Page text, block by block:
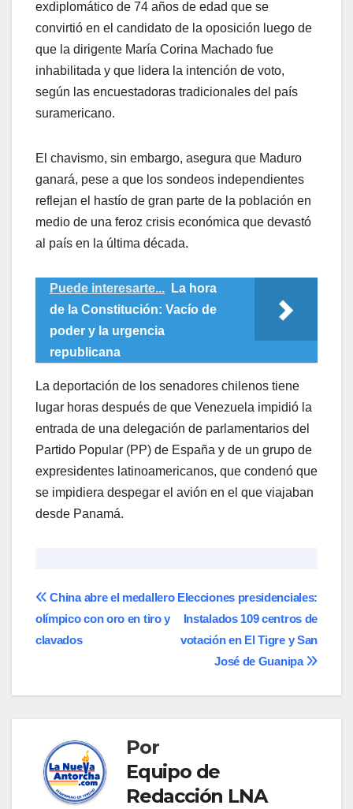
exdiplomático de 74 años de edad que se
convirtió en el candidato de la oposición luego de
que la dirigente María Corina Machado fue
inhabilitada y que lidera la intención de voto,
según las encuestadoras tradicionales del país
suramericano.
El chavismo, sin embargo, asegura que Maduro
ganará, pese a que los sondeos independientes
reflejan el hastío de gran parte de la población en
medio de una feroz crisis económica que devastó
al país en la última década.
Puede interesarte...
La hora
de la Constitución: Vacío de
poder y la urgencia
republicana
La deportación de los senadores chilenos tiene
lugar horas después de que Venezuela impidió la
entrada de una delegación de parlamentarios del
Partido Popular (PP) de España y de un grupo de
expresidentes latinoamericanos, que condenó que
se impidiera despegar el avión en el que viajaban
desde Panamá.
Navegación
de
Elecciones presidenciales:
Instalados 109 centros de
votación en El Tigre y San
José de Guanipa
China abre el medallero
olímpico con oro en tiro y
clavados
Por
Equipo de
Redacción LNA